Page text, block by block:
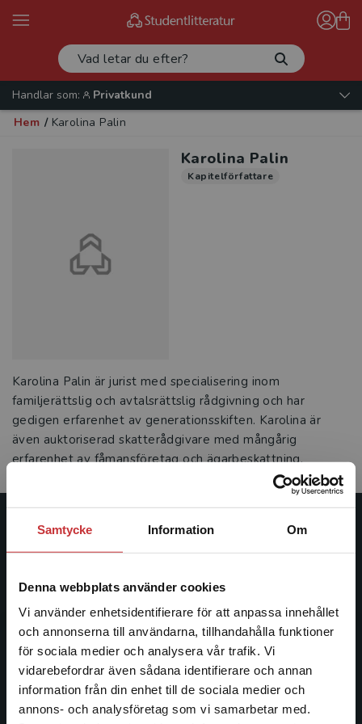
Samtycke Information Om
Denna webbplats använder cookies
Vi använder enhetsidentifierare för att anpassa innehållet
och annonserna till användarna, tillhandahålla funktioner
för sociala medier och analysera vår trafik. Vi
vidarebefordrar även sådana identifierare och annan
information från din enhet till de sociala medier och
annons- och analysföretag som vi samarbetar med.
Begränsad fraktregion
Handlar som:
Privatkund
Hem / Karolina Palin
Karolina Palin
Kapitelförfattare
Karolina Palin är jurist med specialisering inom
familjerättslig och avtalsrättslig rådgivning och har
gedigen erfarenhet av generationsskiften. Karolina är
även auktoriserad skatterådgivare med mångårig
erfarenhet av fåmansföretag och ägarbeskattning.
Studentlitteratur
ledande utbildningsförlag. Med läromedel, kurslitteratur,
facklitteratur, utbildningar och digitala
informationstjänster i utbudet, finns Studentlitteratur med
längs hela kunskapsresan.
Kontakta oss